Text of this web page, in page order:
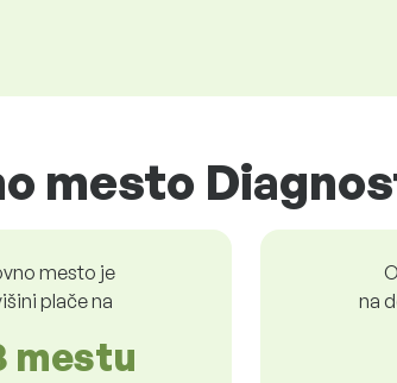
mesto
mesto je
plače na
mestu
na